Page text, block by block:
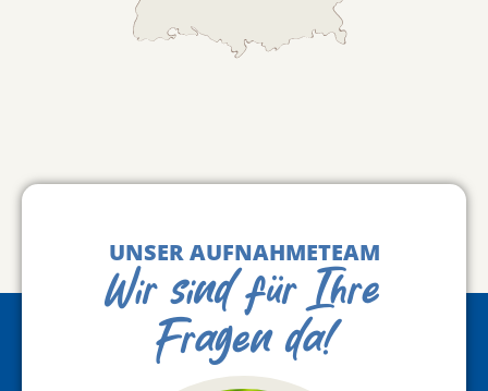
UNSER AUFNAHMETEAM
Wir sind für Ihre
Fragen da!